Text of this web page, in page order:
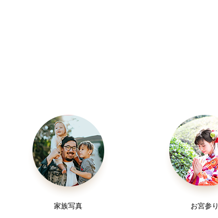
家族写真 お宮参り